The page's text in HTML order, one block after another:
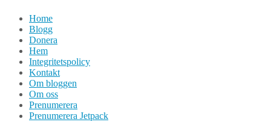
Hoppa
innehåll
Home
Blogg
Donera
Hem
Integritetspolicy
Kontakt
Om bloggen
Om oss
Prenumerera
Prenumerera Jetpack